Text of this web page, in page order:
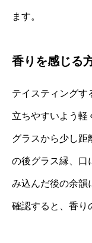
ます。
香りを感じる
テイスティングす
立ちやすいよう軽
グラスから少し距
の後グラス縁、口
み込んだ後の余韻
確認すると、香り